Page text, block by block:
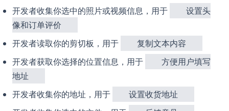
开发者收集你选中的照片或视频信息，用于
设置头
像和订单评价
开发者读取你的剪切板，用于
复制文本内容
开发者获取你选择的位置信息，用于
方便用户填写
地址
开发者收集你的地址，用于
设置收货地址